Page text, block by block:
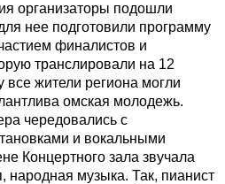
организаторы подошли
нее подготовили программу
финалистов и
транслировали на 12
все жители региона могли
омская молодежь.
чередовались с
и вокальными
Концертного зала звучала
народная музыка. Так, пианист